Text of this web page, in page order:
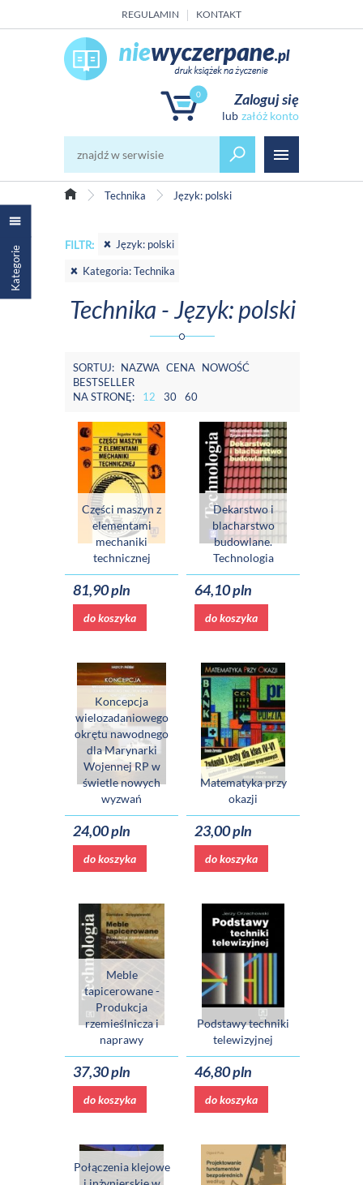
REGULAMIN KONTAKT
0 Zaloguj się
załóż konto
Technika Język: polski
Kategorie FILTR: Język: polski
Kategoria: Technika
Technika - Język: polski
SORTUJ: NAZWA CENA NOWOŚĆ
BESTSELLER
NA STRONĘ:
12 30 60
Części maszyn z
elementami
mechaniki
technicznej
81,90 pln
do koszyka
Dekarstwo i
blacharstwo
budowlane.
Technologia
64,10 pln
do koszyka
Koncepcja
wielozadaniowego
okrętu nawodnego
dla Marynarki
Wojennej RP w
świetle nowych
wyzwań
24,00 pln
do koszyka
Matematyka przy
okazji
23,00 pln
do koszyka
Meble
tapicerowane -
Produkcja
rzemieślnicza i
naprawy
37,30 pln
do koszyka
Podstawy techniki
telewizyjnej
46,80 pln
do koszyka
Połączenia klejowe